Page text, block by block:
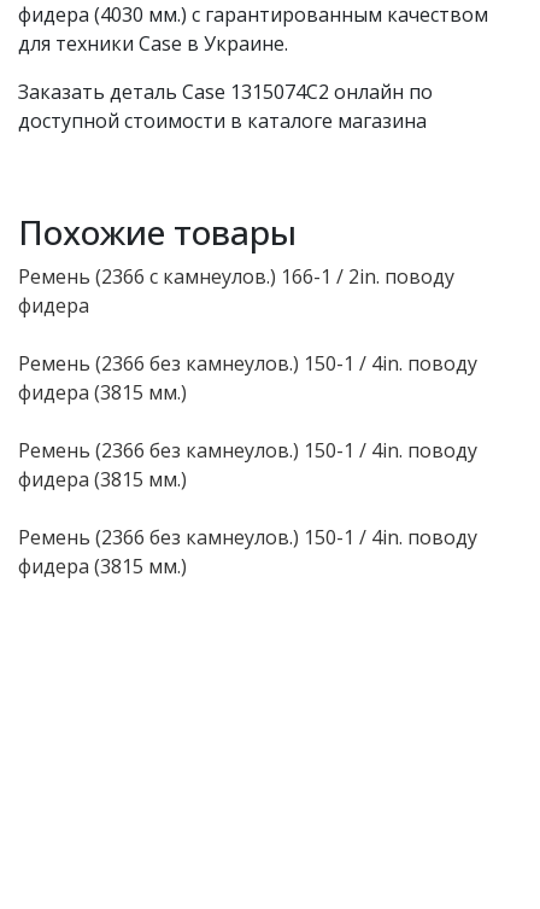
фидера (4030 мм.) с гарантированным качеством
для техники Case в Украине.
Заказать деталь Case 1315074C2 онлайн по
доступной стоимости в каталоге магазина
Похожие товары
Ремень (2366 с камнеулов.) 166-1 / 2in. поводу
фидера
Ремень (2366 без камнеулов.) 150-1 / 4in. поводу
фидера (3815 мм.)
Ремень (2366 без камнеулов.) 150-1 / 4in. поводу
фидера (3815 мм.)
Ремень (2366 без камнеулов.) 150-1 / 4in. поводу
фидера (3815 мм.)